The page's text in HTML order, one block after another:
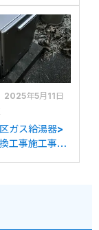
からノー
BLへの
2025年5月11日
ガス給湯器>
工事施工事